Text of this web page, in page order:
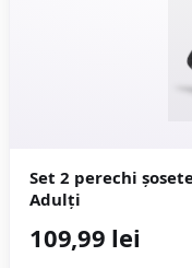
Set 2 perechi
Adulți
109,99 lei